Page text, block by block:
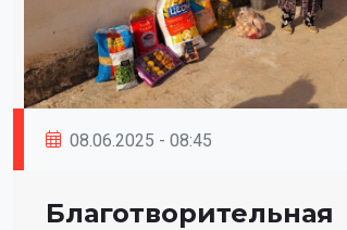
08.06.2025 - 08:45
Благотворительная